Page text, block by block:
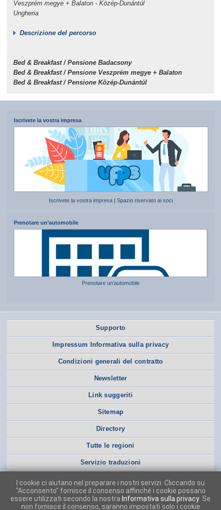
Veszprém megye + Balaton - Közép-Dunántúl
Ungheria
Descrizione del percorso
Bed & Breakfast / Pensione Badacsony
Bed & Breakfast / Pensione Veszprém megye + Balaton
Bed & Breakfast / Pensione Közép-Dunántúl
Iscrivete la vostra impresa
Iscrivete la vostra impresa |Spazio riservato ai soci
Prenotare un’automobile
Prenotare un’automobile
Supporto
Impressum Informativa sulla privacy
Condizioni generali del contratto
Newsletter
Link suggeriti
Sitemap
Directory
Tutte le regioni
Servizio traduzioni
I cookie ci aiutano nel preparare i nostri servizi. Cliccando su
"Acconsento" fornisce il consenso affinché i cookie possano
essere utilizzati secondo la nostra Informativa sulla privacy . Se
non fornisce il consenso, saranno impostati solo i cookie